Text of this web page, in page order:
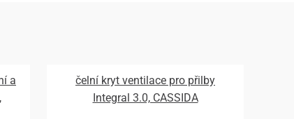
a
čelní kryt ventilace pro přilby
Integral 3.0, CASSIDA